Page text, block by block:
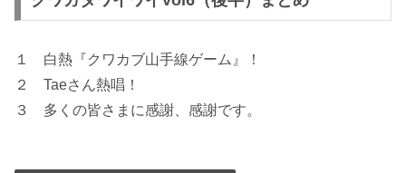
１ 白熱『クワカブ山手線ゲーム』！
２ Taeさん熱唱！
３ 多くの皆さまに感謝、感謝です。